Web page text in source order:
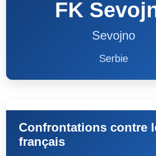
FK
Sevojno
Serbie
Confrontations contre
français